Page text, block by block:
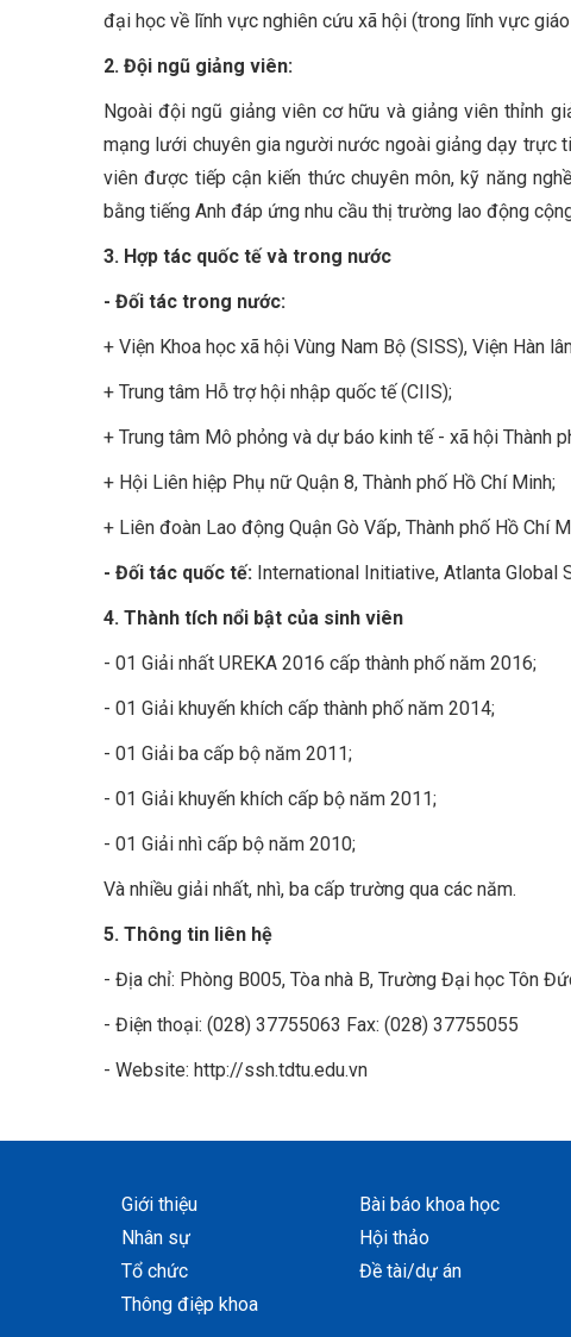
đại học về lĩnh vực nghiên cứu xã hội (trong lĩnh vực
2. Đội ngũ giảng viên:
Ngoài đội ngũ giảng viên cơ hữu và giảng viên thỉnh
mạng lưới chuyên gia người nước ngoài giảng dạy trực
viên được tiếp cận kiến thức chuyên môn, kỹ năng
bằng tiếng Anh đáp ứng nhu cầu thị trường lao động
3. Hợp tác quốc tế và trong nước
- Đối tác trong nước:
+ Viện Khoa học xã hội Vùng Nam Bộ (SISS), Viện Hàn
+ Trung tâm Hỗ trợ hội nhập quốc tế (CIIS);
+ Trung tâm Mô phỏng và dự báo kinh tế - xã hội Thành
+ Hội Liên hiệp Phụ nữ Quận 8, Thành phố Hồ Chí Minh;
+ Liên đoàn Lao động Quận Gò Vấp, Thành phố Hồ Chí
- Đối tác quốc tế: International Initiative, Atlanta Global
4. Thành tích nổi bật của sinh viên
- 01 Giải nhất UREKA 2016 cấp thành phố năm 2016;
- 01 Giải khuyến khích cấp thành phố năm 2014;
- 01 Giải ba cấp bộ năm 2011;
- 01 Giải khuyến khích cấp bộ năm 2011;
- 01 Giải nhì cấp bộ năm 2010;
Và nhiều giải nhất, nhì, ba cấp trường qua các năm.
5. Thông tin liên hệ
- Địa chỉ: Phòng B005, Tòa nhà B, Trường Đại học Tôn
- Điện thoại: (028) 37755063 Fax: (028) 37755055
- Website: http://ssh.tdtu.edu.vn
Giới thiệu
Nhân sự
Tổ chức
Thông điệp khoa
Bài báo khoa học
Hội thảo
Đề tài/dự án